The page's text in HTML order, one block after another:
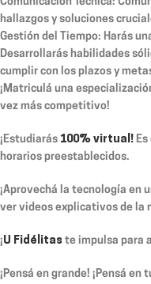
hallazgos y soluciones
Gestión del Tiempo: Harás
Desarrollarás habilidades
cumplir con los plazos y
¡Matriculá una
vez más competitivo!
¡Estudiarás 100% virtual!
horarios preestablecidos.
¡Aprovechá la tecnología en
ver videos explicativos de la
¡U Fidélitas te impulsa para
¡Pensá en grande! ¡Pensá